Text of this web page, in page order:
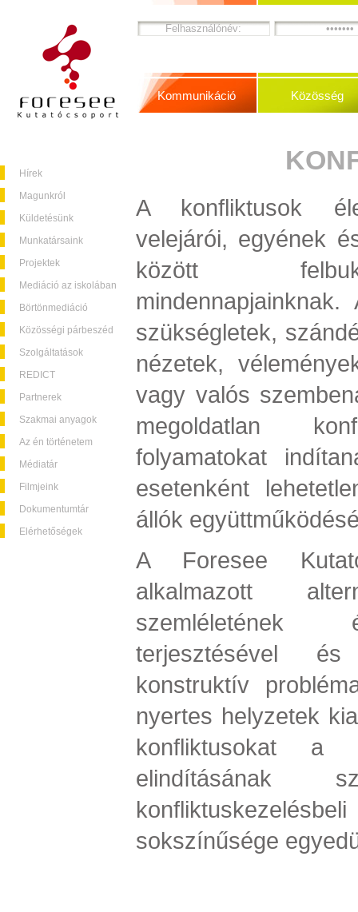
Hírek
Magunkról
Küldetésünk
Munkatársaink
Projektek
Mediáció az iskolában
Börtönmediáció
Közösségi párbeszéd
Szolgáltatások
REDICT
Partnerek
Szakmai anyagok
Az én történetem
Médiatár
Filmjeink
Dokumentumtár
Elérhetőségek
Kommunikáció Közösség
A konfliktusok
velejárói, egyének
között
szükségletek,
nézetek,
vagy valós
megoldatlan
folyamatokat
esetenként
állók
A Foresee
alkalmazott
szemléletének
terjesztésével
konstruktív
nyertes helyzetek
konfliktusokat a
elindításának
sokszínűsége